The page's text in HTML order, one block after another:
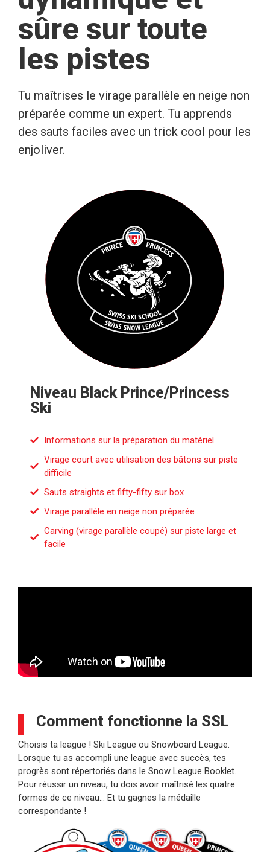
sûre sur toute
les pistes
Tu maîtrises le virage parallèle en neige non
préparée comme un expert. Tu apprends
des sauts faciles avec un trick cool pour les
enjoliver.
Niveau Black Prince/Princess
Ski
Informations sur la préparation du matériel
Virage court avec utilisation des bâtons sur piste
difficile
Sauts straights et fifty-fifty sur box
Virage parallèle en neige non préparée
Carving (virage parallèle coupé) sur piste large et
facile
Comment fonctionne la SSL
Choisis ta league ! Ski League ou Snowboard League.
Lorsque tu as accompli une league avec succès, tes
progrès sont répertoriés dans le Snow League Booklet.
Pour réussir un niveau, tu dois avoir maîtrisé les quatre
formes de ce niveau… Et tu gagnes la médaille
correspondante !